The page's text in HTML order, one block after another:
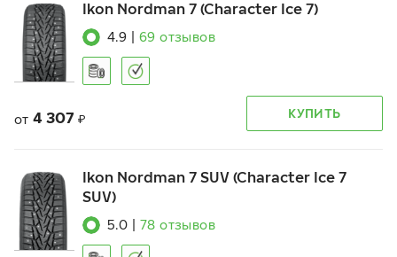
Ikon Nordman 7 (Character Ice 7)
4.9 69 отзывов
от 4 307 ₽ КУПИТЬ
Ikon Nordman 7 SUV (Character Ice 7
SUV)
5.0 78 отзывов